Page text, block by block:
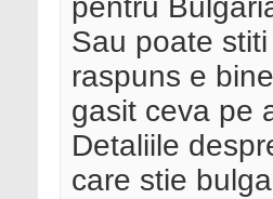
pentru
Sau poate
raspuns e
gasit ceva pe
Detaliile
care stie